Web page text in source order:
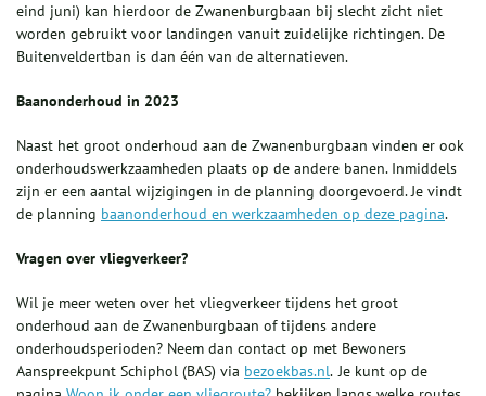
eind juni) kan hierdoor de Zwanenburgbaan bij slecht zicht niet
worden gebruikt voor landingen vanuit zuidelijke richtingen. De
Buitenveldertban is dan één van de alternatieven.
Baanonderhoud in 2023
Naast het groot onderhoud aan de Zwanenburgbaan vinden er ook
onderhoudswerkzaamheden plaats op de andere banen. Inmiddels
zijn er een aantal wijzigingen in de planning doorgevoerd. Je vindt
de planning baanonderhoud en werkzaamheden op deze pagina.
Vragen over vliegverkeer?
Wil je meer weten over het vliegverkeer tijdens het groot
onderhoud aan de Zwanenburgbaan of tijdens andere
onderhoudsperioden? Neem dan contact op met Bewoners
Aanspreekpunt Schiphol (BAS) via bezoekbas.nl. Je kunt op de